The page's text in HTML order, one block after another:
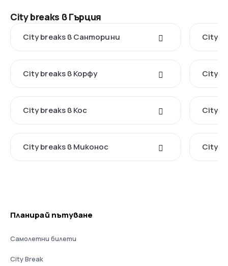
City breaks в Гърция
City breaks в Санторини City
City breaks в Корфу City
City breaks в Кос City
City breaks в Миконос City
Планирай пътуване
Самолетни билети
City Break